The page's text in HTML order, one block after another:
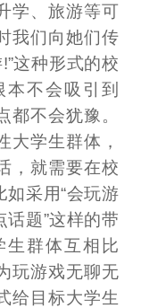
学、旅游等可
我们向她们传
这种形式的校
不会吸引到
都不会犹豫。
大学生群体，
，就需要在校
如采用“会玩游
题”这样的带
生群体互相比
玩游戏无聊无
给目标大学生